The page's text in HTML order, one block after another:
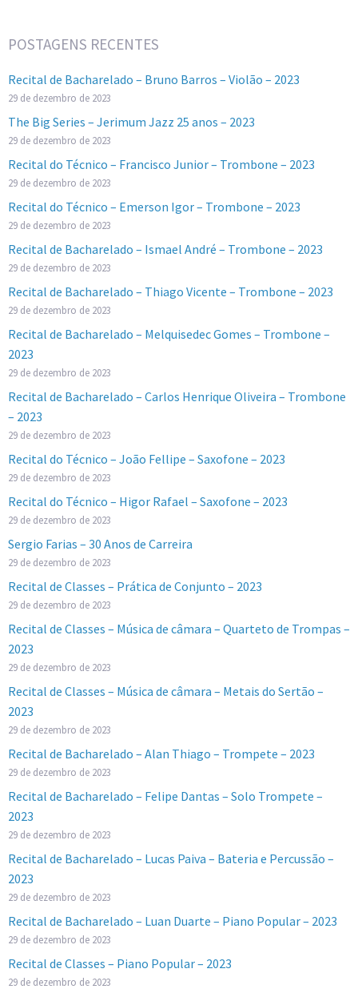
POSTAGENS RECENTES
Recital de Bacharelado – Bruno Barros – Violão – 2023
29 de dezembro de 2023
The Big Series – Jerimum Jazz 25 anos – 2023
29 de dezembro de 2023
Recital do Técnico – Francisco Junior – Trombone – 2023
29 de dezembro de 2023
Recital do Técnico – Emerson Igor – Trombone – 2023
29 de dezembro de 2023
Recital de Bacharelado – Ismael André – Trombone – 2023
29 de dezembro de 2023
Recital de Bacharelado – Thiago Vicente – Trombone – 2023
29 de dezembro de 2023
Recital de Bacharelado – Melquisedec Gomes – Trombone –
2023
29 de dezembro de 2023
Recital de Bacharelado – Carlos Henrique Oliveira – Trombone
– 2023
29 de dezembro de 2023
Recital do Técnico – João Fellipe – Saxofone – 2023
29 de dezembro de 2023
Recital do Técnico – Higor Rafael – Saxofone – 2023
29 de dezembro de 2023
Sergio Farias – 30 Anos de Carreira
29 de dezembro de 2023
Recital de Classes – Prática de Conjunto – 2023
29 de dezembro de 2023
Recital de Classes – Música de câmara – Quarteto de Trompas –
2023
29 de dezembro de 2023
Recital de Classes – Música de câmara – Metais do Sertão –
2023
29 de dezembro de 2023
Recital de Bacharelado – Alan Thiago – Trompete – 2023
29 de dezembro de 2023
Recital de Bacharelado – Felipe Dantas – Solo Trompete –
2023
29 de dezembro de 2023
Recital de Bacharelado – Lucas Paiva – Bateria e Percussão –
2023
29 de dezembro de 2023
Recital de Bacharelado – Luan Duarte – Piano Popular – 2023
29 de dezembro de 2023
Recital de Classes – Piano Popular – 2023
29 de dezembro de 2023